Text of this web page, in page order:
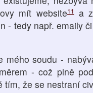
mít website11a
- tedy např. emaily
mého soudu -
- což plně
tím, že se nestraní